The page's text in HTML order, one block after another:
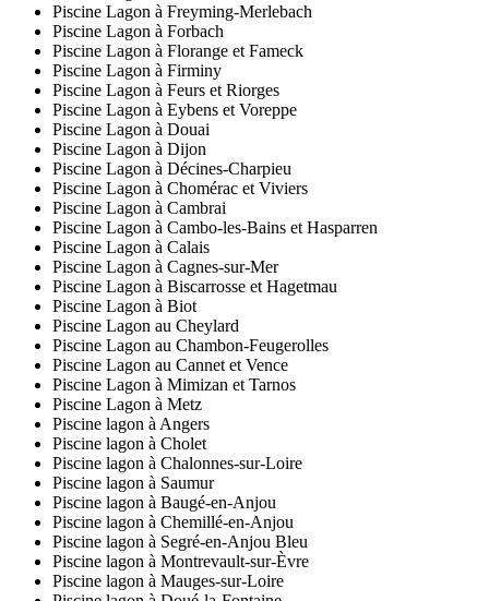
Piscine Lagon à Freyming-Merlebach
Piscine Lagon à Forbach
Piscine Lagon à Florange et Fameck
Piscine Lagon à Firminy
Piscine Lagon à Feurs et Riorges
Piscine Lagon à Eybens et Voreppe
Piscine Lagon à Douai
Piscine Lagon à Dijon
Piscine Lagon à Décines-Charpieu
Piscine Lagon à Chomérac et Viviers
Piscine Lagon à Cambrai
Piscine Lagon à Cambo-les-Bains et Hasparren
Piscine Lagon à Calais
Piscine Lagon à Cagnes-sur-Mer
Piscine Lagon à Biscarrosse et Hagetmau
Piscine Lagon à Biot
Piscine Lagon au Cheylard
Piscine Lagon au Chambon-Feugerolles
Piscine Lagon au Cannet et Vence
Piscine Lagon à Mimizan et Tarnos
Piscine Lagon à Metz
Piscine lagon à Angers
Piscine lagon à Cholet
Piscine lagon à Chalonnes-sur-Loire
Piscine lagon à Saumur
Piscine lagon à Baugé-en-Anjou
Piscine lagon à Chemillé-en-Anjou
Piscine lagon à Segré-en-Anjou Bleu
Piscine lagon à Montrevault-sur-Èvre
Piscine lagon à Mauges-sur-Loire